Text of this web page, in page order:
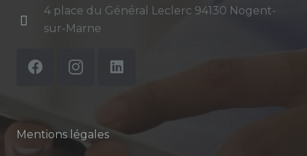
4 place du Général Leclerc 94130 Nogent-
sur-Marne
Mentions légales